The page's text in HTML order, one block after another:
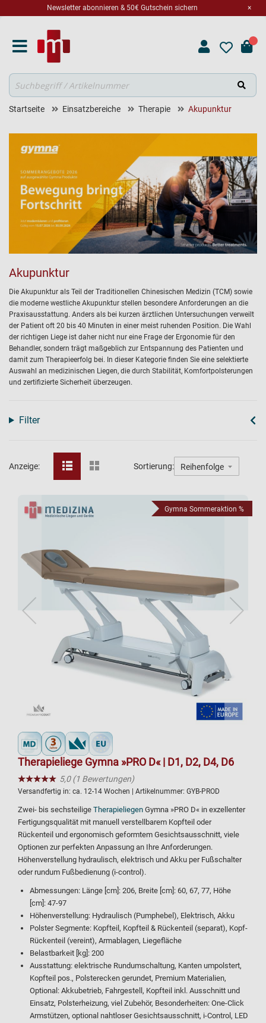
×
Newsletter abonnieren & 50€ Gutschein sichern
Suche
Startseite Einsatzbereiche Therapie Akupunktur
Akupunktur
Die Akupunktur als Teil der Traditionellen Chinesischen Medizin (TCM) sowie
die moderne westliche Akupunktur stellen besondere Anforderungen an die
Praxisausstattung. Anders als bei kurzen ärztlichen Untersuchungen verweilt
der Patient oft 20 bis 40 Minuten in einer meist ruhenden Position. Die Wahl
der richtigen Liege ist daher nicht nur eine Frage der Ergonomie für den
Behandler, sondern trägt maßgeblich zur Entspannung des Patienten und
damit zum Therapieerfolg bei. In dieser Kategorie finden Sie eine selektierte
Auswahl an medizinischen Liegen, die durch Stabilität, Komfortpolsterungen
und zertifizierte Sicherheit überzeugen.
Filter
Anzeige: Sortierung:
Gymna Sommeraktion %
Therapieliege Gymna »PRO D« | D1, D2, D4, D6
★★★★★
☆☆☆☆☆ 5,0 (1 Bewertungen)
Versandfertig in: ca. 12-14 Wochen | Artikelnummer: GYB-PROD
Zwei- bis sechsteilige Therapieliegen Gymna »PRO D« in exzellenter
Fertigungsqualität mit manuell verstellbarem Kopfteil oder
Rückenteil und ergonomisch geformtem Gesichtsausschnitt, viele
Optionen zur perfekten Anpassung an Ihre Anforderungen.
Höhenverstellung hydraulisch, elektrisch und Akku per Fußschalter
oder rundum Fußbedienung (i-control).
Abmessungen: Länge [cm]: 206, Breite [cm]: 60, 67, 77, Höhe
[cm]: 47-97
Höhenverstellung: Hydraulisch (Pumphebel), Elektrisch, Akku
Polster Segmente: Kopfteil, Kopfteil & Rückenteil (separat), Kopf-
Rückenteil (vereint), Armablagen, Liegefläche
Belastbarkeit [kg]: 200
Ausstattung: elektrische Rundumschaltung, Kanten umpolstert,
Kopfteil pos., Polsterecken gerundet, Premium Materialien,
Optional: Akkubetrieb, Fahrgestell, Kopfteil inkl. Ausschnitt und
Einsatz, Polsterheizung, viel Zubehör, Besonderheiten: One-Click
Armstützen, optional nahtloser Gesichtsausschnitt, i-Control, LED